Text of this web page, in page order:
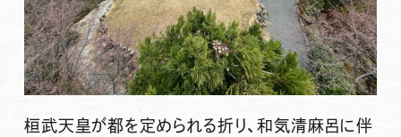
桓武天皇が都を定められる折り、和気清麻呂に伴